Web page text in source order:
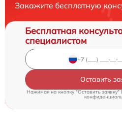
Закажите бесплатную
Бесплатная
специалистом
Оставить
Нажимая на кнопку "Оставить